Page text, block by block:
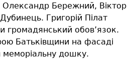
Бережний, Віктор
Григорій Пілат
громадянський обов’язок.
Батьківщини на фасаді
дошку.